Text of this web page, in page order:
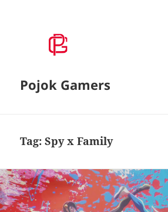
Pojok Gamers
Tag:Spy x Family